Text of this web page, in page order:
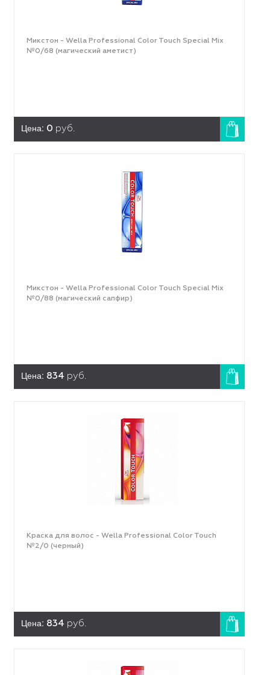
Микстон - Wella Professional Color Touch Special Mix
№0/68 (магический аметист)
Цена: 0 руб.
Микстон - Wella Professional Color Touch Special Mix
№0/88 (магический сапфир)
Цена: 834 руб.
Краска для волос - Wella Professional Color Touch
№2/0 (черный)
Цена: 834 руб.